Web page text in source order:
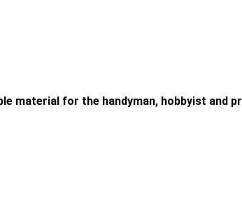
material for the handyman, hobbyist and